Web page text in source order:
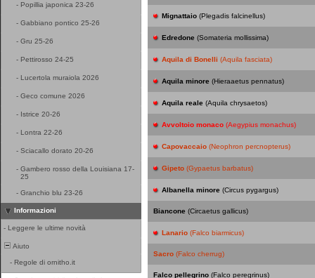
- Popillia japonica 23-26
- Gabbiano pontico 25-26
- Gru 25-26
- Pettirosso 24-25
- Lucertola muraiola 2026
- Geco comune 2026
- Istrice 20-26
- Lontra 22-26
- Sciacallo dorato 20-26
- Gambero rosso della Louisiana 17-
25
- Granchio blu 23-26
Informazioni
- Leggere le ultime novità
Aiuto
- Regole di ornitho.it
Mignattaio (Plegadis falcinellus)
Edredone (Somateria mollissima)
Aquila di Bonelli (Aquila fasciata)
Aquila minore (Hieraaetus pennatus)
Aquila reale (Aquila chrysaetos)
Avvoltoio monaco (Aegypius monachus)
Capovaccaio (Neophron percnopterus)
Gipeto (Gypaetus barbatus)
Albanella minore (Circus pygargus)
Biancone (Circaetus gallicus)
Lanario (Falco biarmicus)
Sacro (Falco cherrug)
Falco pellegrino (Falco peregrinus)